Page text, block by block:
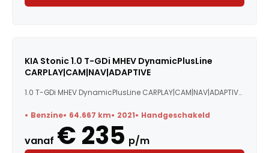
KIA Stonic 1.0 T-GDi MHEV DynamicPlusLine
CARPLAY|CAM|NAV|ADAPTIVE
1.0 T-GDi MHEV DynamicPlusLine CARPLAY|CAM|NAV|ADAPTIVE C...
Benzine 64.667 km 2021 Handgeschakeld
vanaf € 235 p/m